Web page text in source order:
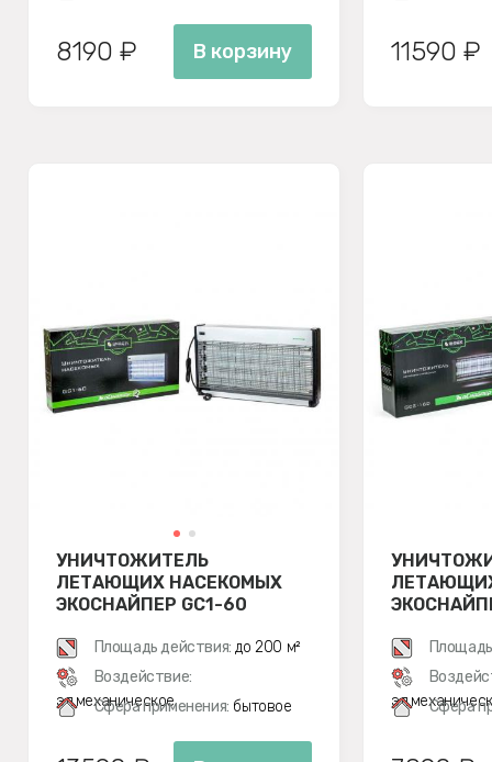
8190 ₽ В корзину 11590 ₽
УНИЧТОЖИТЕЛЬ
ЛЕТАЮЩИХ НАСЕКОМЫХ
ЭКОСНАЙПЕР GC1-60
Площадь действия: до 200 м²
Воздействие:
эл.механическое
Сфера применения: бытовое Сфера